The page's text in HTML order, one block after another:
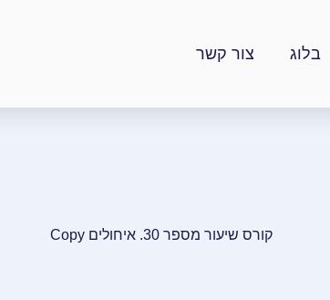
בלוג צור קשר
קורס שיעור מספר 30. איחולים Copy